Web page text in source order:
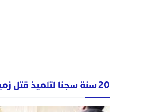
20 سنة سجنا لتلميذ قتل زميله